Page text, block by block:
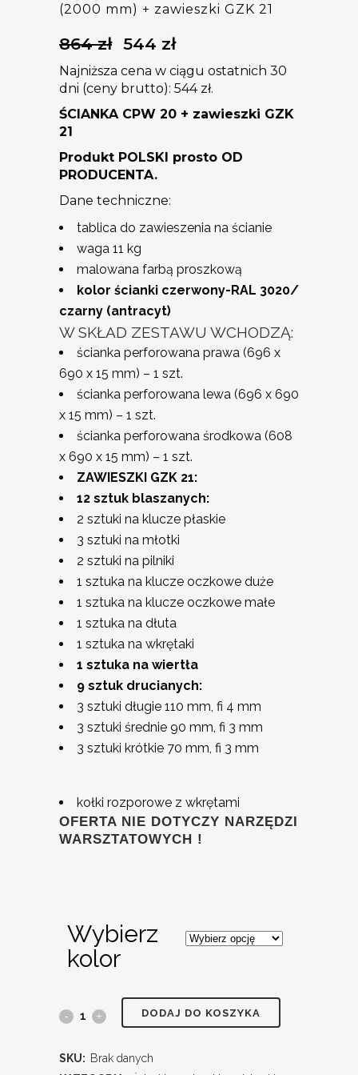
(2000 mm) + zawieszki GZK 21
864zł
Pierwotna
wynosiła:
864 zł.
544 złAktualna
wynosi:
544 zł.
Najniższa cena w ciągu ostatnich 30
dni (ceny brutto): 544 zł.
ŚCIANKA CPW 20 + zawieszki GZK
21
Produkt POLSKI prosto OD
PRODUCENTA.
Dane techniczne:
tablica do zawieszenia na ścianie
waga 11 kg
malowana farbą proszkową
kolor ścianki czerwony-RAL 3020/
czarny (antracyt)
W SKŁAD ZESTAWU WCHODZĄ:
ścianka perforowana prawa (696 x
690 x 15 mm) – 1 szt.
ścianka perforowana lewa (696 x 690
x 15 mm) – 1 szt.
ścianka perforowana środkowa (608
x 690 x 15 mm) – 1 szt.
ZAWIESZKI GZK 21:
12 sztuk blaszanych:
2 sztuki na klucze płaskie
3 sztuki na młotki
2 sztuki na pilniki
1 sztuka na klucze oczkowe duże
1 sztuka na klucze oczkowe małe
1 sztuka na dłuta
1 sztuka na wkrętaki
1 sztuka na wiertła
9 sztuk drucianych:
3 sztuki długie 110 mm, fi 4 mm
3 sztuki średnie 90 mm, fi 3 mm
3 sztuki krótkie 70 mm, fi 3 mm
kołki rozporowe z wkrętami
OFERTA NIE DOTYCZY NARZĘDZI
WARSZTATOWYCH !
Wybierz
kolor
DODAJ DO KOSZYKA
SKU: Brak danych